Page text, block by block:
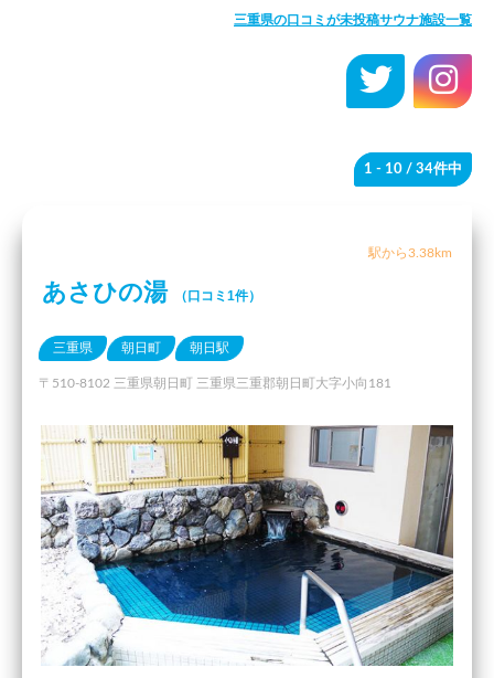
三重県の口コミが未投稿サウナ施設一覧
1 - 10 / 34件中
駅から3.38km
あさひの湯 （口コミ1件）
三重県 朝日町 朝日駅
〒510-8102 三重県朝日町 三重県三重郡朝日町大字小向181